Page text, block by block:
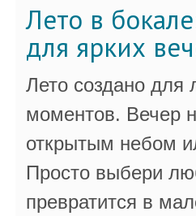
Лето в
для ярких
Лето создано для
моментов. Вечер
открытым небом
Просто выбери
превратится в